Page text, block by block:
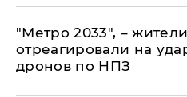
"Метро 2033", –
отреагировали на
дронов по НПЗ